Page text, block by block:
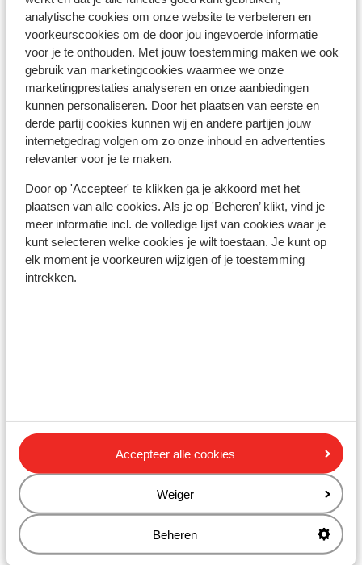
analytische cookies om onze website te verbeteren en
voorkeurscookies om de door jou ingevoerde informatie
voor je te onthouden. Met jouw toestemming maken we ook
gebruik van marketingcookies waarmee we onze
marketingprestaties analyseren en onze aanbiedingen
kunnen personaliseren. Door het plaatsen van eerste en
derde partij cookies kunnen wij en andere partijen jouw
internetgedrag volgen om zo onze inhoud en advertenties
relevanter voor je te maken.
Door op 'Accepteer' te klikken ga je akkoord met het
plaatsen van alle cookies. Als je op 'Beheren’ klikt, vind je
meer informatie incl. de volledige lijst van cookies waar je
kunt selecteren welke cookies je wilt toestaan. Je kunt op
elk moment je voorkeuren wijzigen of je toestemming
intrekken.
Accepteer alle cookies
Weiger
Beheren
Het reizen met de juiste documenten is jouw eigen
verantwoordelijkheid. Sunweb kan hiervoor niet
aansprakelijk worden gesteld.
Vaccinatie:
Voor actuele informatie betreffende vaccinaties en
andere gegevens over gezondheid en reizen vind je op
de site van LCR: https://www.lcr.nl/.
Alarmnummer:
Het alarmnummer in Griekenland voor de politie is 100.
Wanneer je een ambulance nodig hebt, dan dien je 166 te
bellen. Let op, deze alarmnummers mag je alleen
ook smaakvolle vegetarische gerechten. Denk maar
aan Gyros, Mousaka, Calamaris en Tzatziki. Trek in wat
anders? Ook dit is mogelijk. In de toeristische plaatsen
tref je een grote hoeveelheid aan van restaurants met
de internationale keuken.
Het water in Griekenland is anders dan je in Nederland